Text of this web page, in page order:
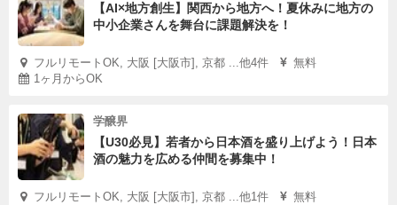
【AI×地方創生】関西から地方へ！夏休みに地方の
中小企業さんを舞台に課題解決を！
フルリモートOK, 大阪 [大阪市], 京都 ...他4件
無料
1ヶ月からOK
学醸界
【U30必見】若者から日本酒を盛り上げよう！日本
酒の魅力を広める仲間を募集中！
フルリモートOK, 大阪 [大阪市], 京都 ...他1件
無料